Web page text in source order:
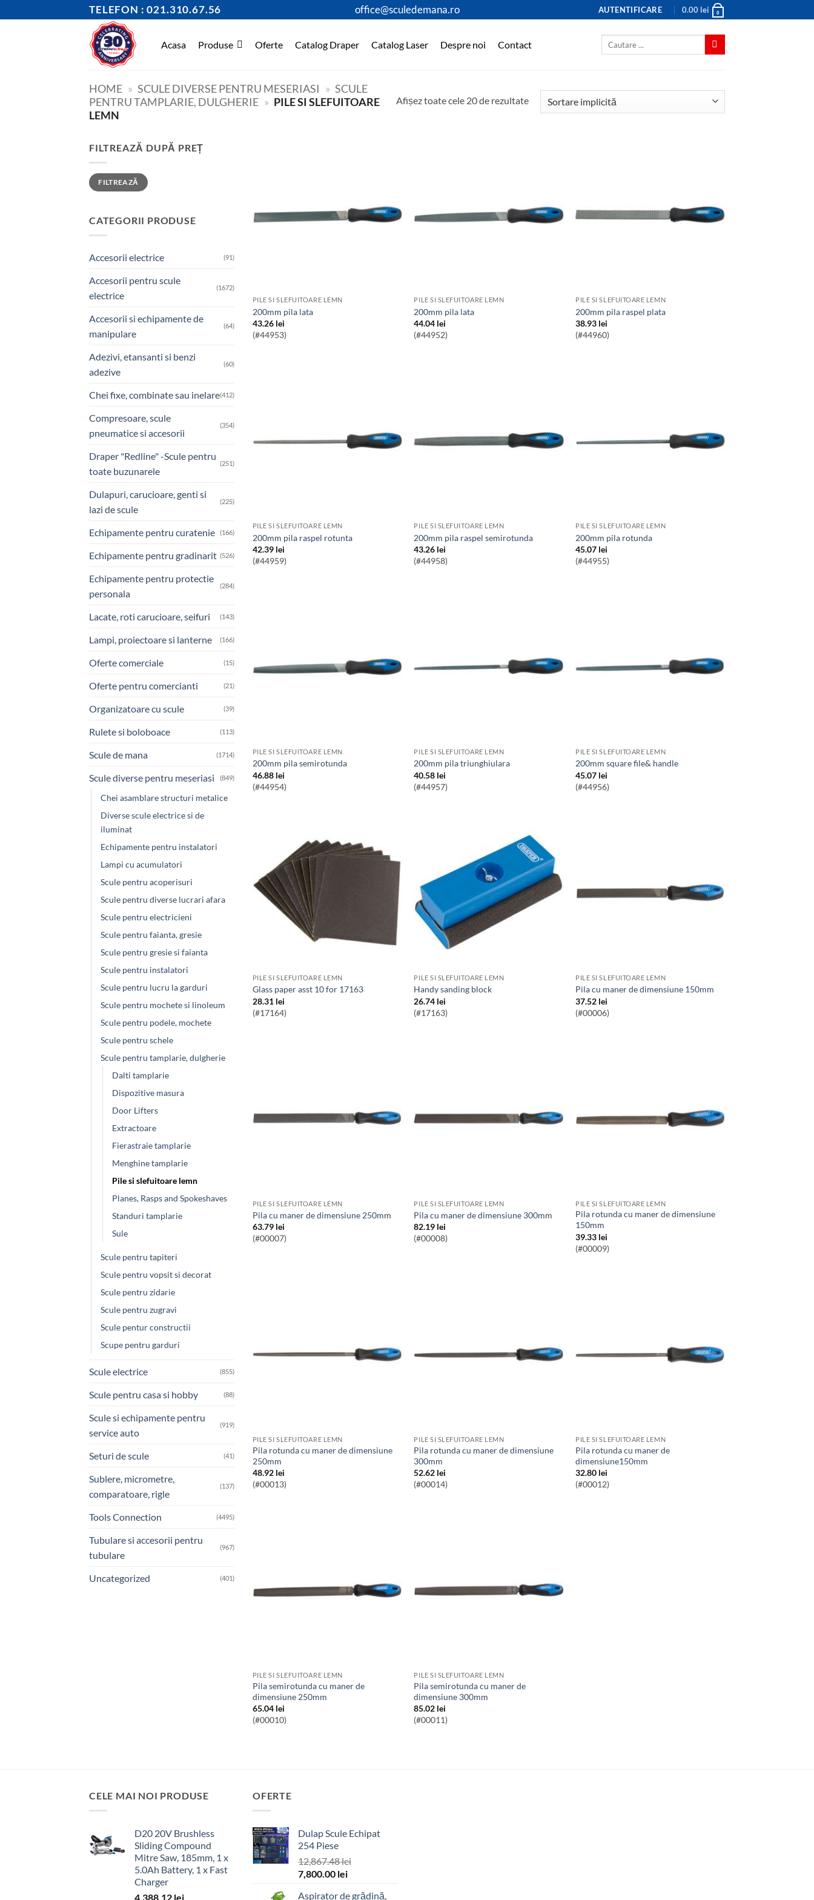
to
TELEFON : 021.310.67.56 office@sculedemana.ro AUTENTIFICARE 0.00 lei 0
Acasa Produse Oferte Catalog Draper Catalog Laser Despre noi Contact
HOME » SCULE DIVERSE PENTRU MESERIASI » SCULE
PENTRU TAMPLARIE, DULGHERIE » PILE SI SLEFUITOARE
LEMN
Afișez toate cele 20 de rezultate
FILTREAZĂ DUPĂ PREȚ
Preț
minim
Preț
maxim
FILTREAZĂ
CATEGORII PRODUSE
Accesorii electrice (91)
Accesorii pentru scule
electrice
(1672)
Accesorii si echipamente de
manipulare
(64)
Adezivi, etansanti si benzi
adezive
(60)
Chei fixe, combinate sau inelare(412)
Compresoare, scule
pneumatice si accesorii
(354)
Draper "Redline" -Scule pentru
toate buzunarele
(251)
Dulapuri, carucioare, genti si
lazi de scule
(225)
Echipamente pentru curatenie (166)
Echipamente pentru gradinarit (526)
Echipamente pentru protectie
personala
(284)
Lacate, roti carucioare, seifuri (143)
Lampi, proiectoare si lanterne (166)
Oferte comerciale (15)
Oferte pentru comercianti (21)
Organizatoare cu scule (39)
Rulete si boloboace (113)
Scule de mana (1714)
Scule diverse pentru meseriasi (849)
Chei asamblare structuri metalice
Diverse scule electrice si de
iluminat
Echipamente pentru instalatori
Lampi cu acumulatori
Scule pentru acoperisuri
Scule pentru diverse lucrari afara
Scule pentru electricieni
Scule pentru faianta, gresie
Scule pentru gresie si faianta
Scule pentru instalatori
Scule pentru lucru la garduri
Scule pentru mochete si linoleum
Scule pentru podele, mochete
Scule pentru schele
Scule pentru tamplarie, dulgherie
Dalti tamplarie
Dispozitive masura
Door Lifters
Extractoare
Fierastraie tamplarie
Menghine tamplarie
Pile si slefuitoare lemn
Planes, Rasps and Spokeshaves
Standuri tamplarie
Sule
Scule pentru tapiteri
Scule pentru vopsit si decorat
Scule pentru zidarie
Scule pentru zugravi
Scule pentur constructii
Scupe pentru garduri
Scule electrice (855)
Scule pentru casa si hobby (88)
Scule si echipamente pentru
service auto
(919)
Seturi de scule (41)
Sublere, micrometre,
comparatoare, rigle
(137)
Tools Connection (4495)
Tubulare si accesorii pentru
tubulare
(967)
Uncategorized (401)
PILE SI SLEFUITOARE LEMN
200mm pila lata
43.26 lei
(#44953)
PILE SI SLEFUITOARE LEMN
200mm pila lata
44.04 lei
(#44952)
PILE SI SLEFUITOARE LEMN
200mm pila raspel plata
38.93 lei
(#44960)
PILE SI SLEFUITOARE LEMN
200mm pila raspel rotunta
42.39 lei
(#44959)
PILE SI SLEFUITOARE LEMN
200mm pila raspel semirotunda
43.26 lei
(#44958)
PILE SI SLEFUITOARE LEMN
200mm pila rotunda
45.07 lei
(#44955)
PILE SI SLEFUITOARE LEMN
200mm pila semirotunda
46.88 lei
(#44954)
PILE SI SLEFUITOARE LEMN
200mm pila triunghiulara
40.58 lei
(#44957)
PILE SI SLEFUITOARE LEMN
200mm square file& handle
45.07 lei
(#44956)
PILE SI SLEFUITOARE LEMN
Glass paper asst 10 for 17163
28.31 lei
(#17164)
PILE SI SLEFUITOARE LEMN
Handy sanding block
26.74 lei
(#17163)
PILE SI SLEFUITOARE LEMN
Pila cu maner de dimensiune 150mm
37.52 lei
(#00006)
PILE SI SLEFUITOARE LEMN
Pila cu maner de dimensiune 250mm
63.79 lei
(#00007)
PILE SI SLEFUITOARE LEMN
Pila cu maner de dimensiune 300mm
82.19 lei
(#00008)
PILE SI SLEFUITOARE LEMN
Pila rotunda cu maner de dimensiune
150mm
39.33 lei
(#00009)
PILE SI SLEFUITOARE LEMN
Pila rotunda cu maner de dimensiune
250mm
48.92 lei
(#00013)
PILE SI SLEFUITOARE LEMN
Pila rotunda cu maner de dimensiune
300mm
52.62 lei
(#00014)
PILE SI SLEFUITOARE LEMN
Pila rotunda cu maner de
dimensiune150mm
32.80 lei
(#00012)
PILE SI SLEFUITOARE LEMN
Pila semirotunda cu maner de
dimensiune 250mm
65.04 lei
(#00010)
PILE SI SLEFUITOARE LEMN
Pila semirotunda cu maner de
dimensiune 300mm
85.02 lei
(#00011)
CELE MAI NOI PRODUSE
D20 20V Brushless
Sliding Compound
Mitre Saw, 185mm, 1 x
5.0Ah Battery, 1 x Fast
Charger
4,388.12 lei
OFERTE
Dulap Scule Echipat
254 Piese
12,867.48lei
Prețul
7,800.00 leiPrețul
Aspirator de grădină,